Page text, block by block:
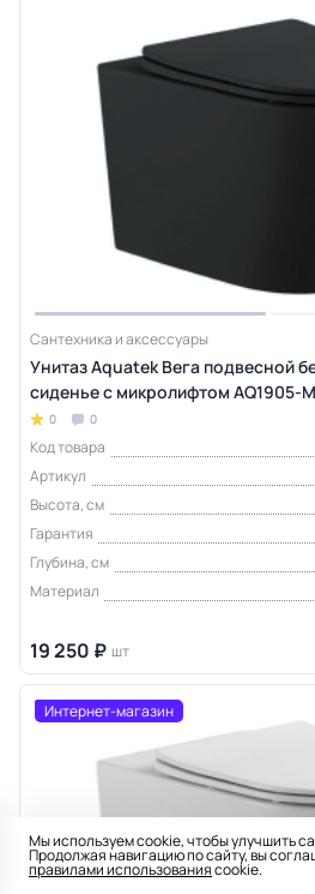
Сантехника и аксессуары
Унитаз Aquatek Вега подвесной
сиденье с микролифтом AQ1905-
0 0
Код товара
Артикул
Высота, см
Гарантия
Глубина, см
Материал
19 250 ₽ шт
Интернет-магазин
Мы используем cookie, чтобы улучшить
Продолжая навигацию по сайту, вы
правилами использованияcookie.